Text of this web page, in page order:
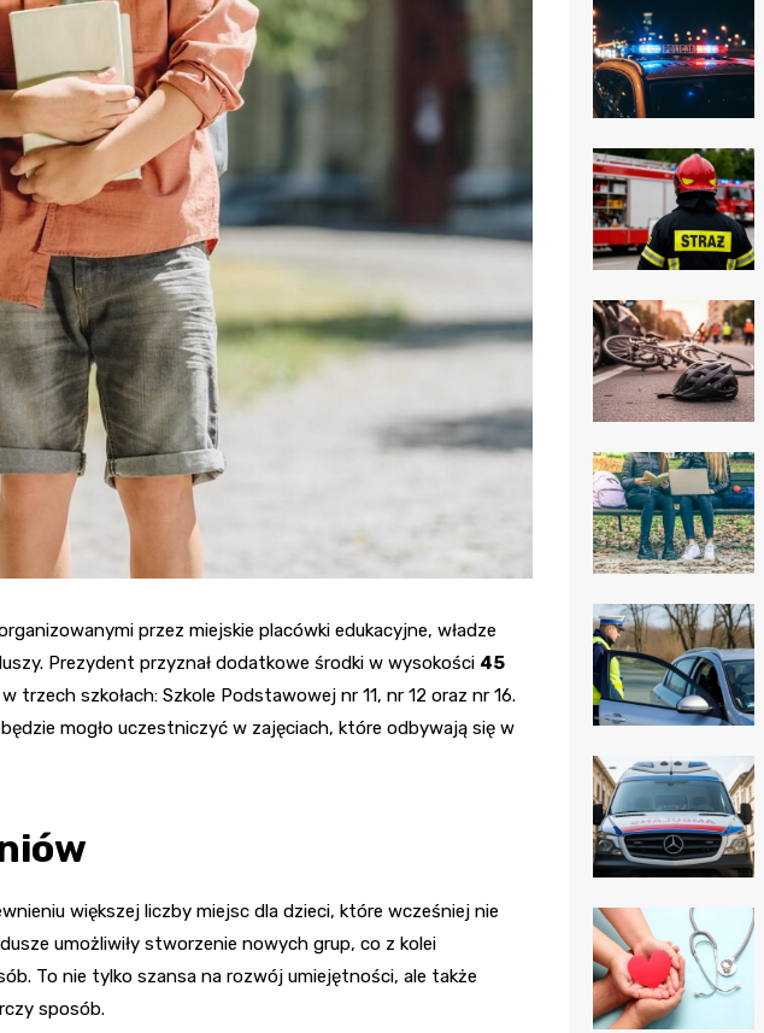
Fryzjer
Poczta
Kino
przez miejskie placówki edukacyjne, władze
Prezydent przyznał dodatkowe środki w wysokości 45
trzech szkołach: Szkole Podstawowej nr 11, nr 12 oraz nr 16.
będzie mogło uczestniczyć w zajęciach, które odbywają się w
większej liczby miejsc dla dzieci, które wcześniej nie
umożliwiły stworzenie nowych grup, co z kolei
To nie tylko szansa na rozwój umiejętności, ale także
sposób.